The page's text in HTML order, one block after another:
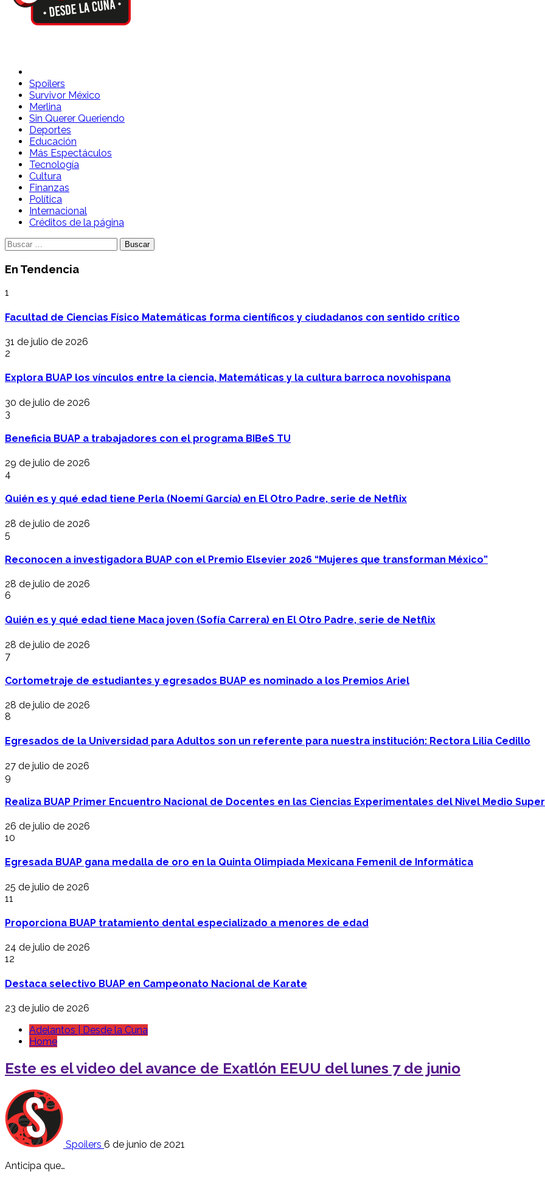
Spoilers Desde la Cuna
Sitio con información sobre series, película, reality shows y telenovelas
Spoilers
Survivor México
Merlina
Sin Querer Queriendo
Deportes
Educación
Más Espectáculos
Tecnología
Cultura
Finanzas
Política
Internacional
Créditos de la página
Buscar:
En Tendencia
1
Facultad de Ciencias Físico Matemáticas forma científicos y ciudadanos con sentido crítico
31 de julio de 2026
2
Explora BUAP los vínculos entre la ciencia, Matemáticas y la cultura barroca novohispana
30 de julio de 2026
3
Beneficia BUAP a trabajadores con el programa BIBeS TU
29 de julio de 2026
4
Quién es y qué edad tiene Perla (Noemí García) en El Otro Padre, serie de Netflix
28 de julio de 2026
5
Reconocen a investigadora BUAP con el Premio Elsevier 2026 “Mujeres que transforman México”
28 de julio de 2026
6
Quién es y qué edad tiene Maca joven (Sofía Carrera) en El Otro Padre, serie de Netflix
28 de julio de 2026
7
Cortometraje de estudiantes y egresados BUAP es nominado a los Premios Ariel
28 de julio de 2026
8
Egresados de la Universidad para Adultos son un referente para nuestra institución: Rectora Lilia Cedillo
27 de julio de 2026
9
Realiza BUAP Primer Encuentro Nacional de Docentes en las Ciencias Experimentales del Nivel Medio
26 de julio de 2026
10
Egresada BUAP gana medalla de oro en la Quinta Olimpiada Mexicana Femenil de Informática
25 de julio de 2026
11
Proporciona BUAP tratamiento dental especializado a menores de edad
24 de julio de 2026
12
Destaca selectivo BUAP en Campeonato Nacional de Karate
23 de julio de 2026
Adelantos | Desde la Cuna
Home
Este es el video del avance de Exatlón EEUU del lunes 7 de junio
Spoilers 6 de junio de 2021
Anticipa que…